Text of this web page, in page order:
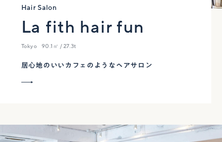
Hair Salon
La fith hair fun
Tokyo 90.1㎡ / 27.3t
居心地のいいカフェのようなヘアサロン